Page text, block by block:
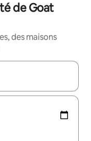
de Goat
des maisons
les flèches vers le